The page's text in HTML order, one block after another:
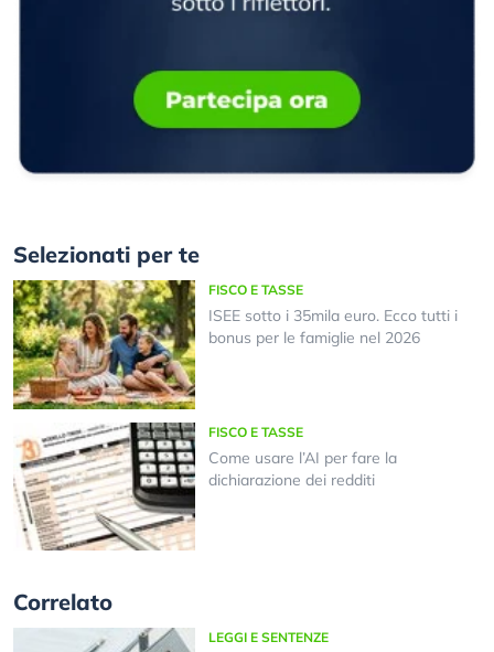
Selezionati per te
FISCO E TASSE
ISEE sotto i 35mila euro. Ecco tutti i
bonus per le famiglie nel 2026
FISCO E TASSE
Come usare l’AI per fare la
dichiarazione dei redditi
Correlato
LEGGI E SENTENZE